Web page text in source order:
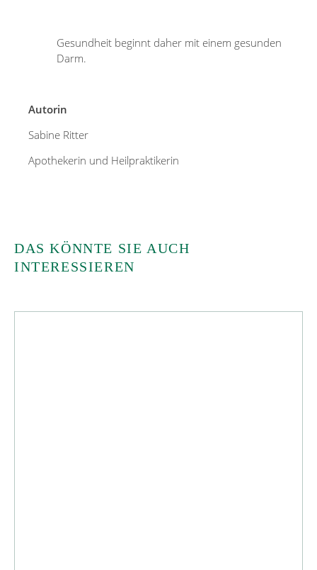
Gesundheit beginnt daher mit einem gesunden
Darm.
Autorin
Sabine Ritter
Apothekerin und Heilpraktikerin
DAS KÖNNTE SIE AUCH
INTERESSIEREN